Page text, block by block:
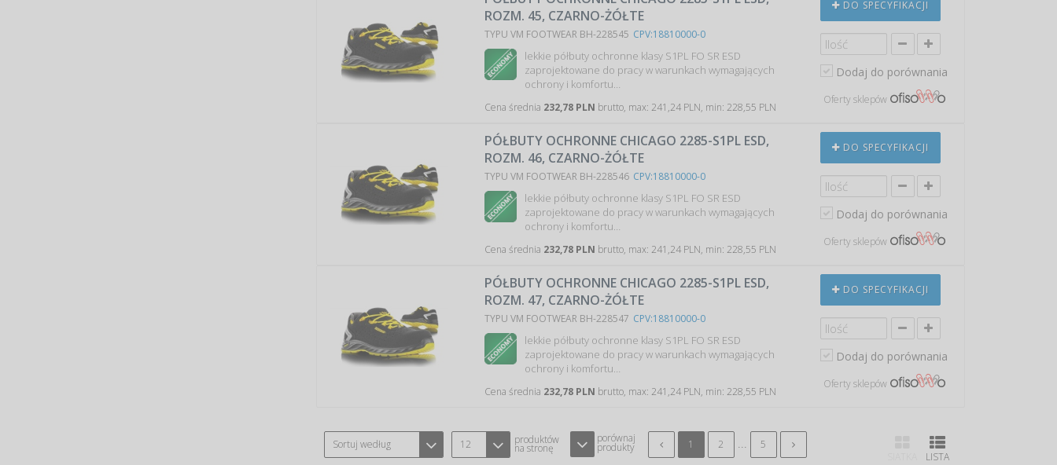
ROZM. 45, CZARNO-ŻÓŁTE
TYPU VM FOOTWEAR BH-228545 CPV:18810000-0
lekkie półbuty ochronne klasy S1PL FO SR ESD
zaprojektowane do pracy w warunkach wymagających
ochrony i komfortu…
Cena średnia 232,78 PLN brutto, max: 241,24 PLN, min: 228,55 PLN
DO SPECYFIKACJI
Dodaj do porównania
Oferty sklepów
PÓŁBUTY OCHRONNE CHICAGO 2285-S1PL ESD,
ROZM. 46, CZARNO-ŻÓŁTE
TYPU VM FOOTWEAR BH-228546 CPV:18810000-0
lekkie półbuty ochronne klasy S1PL FO SR ESD
zaprojektowane do pracy w warunkach wymagających
ochrony i komfortu…
Cena średnia 232,78 PLN brutto, max: 241,24 PLN, min: 228,55 PLN
DO SPECYFIKACJI
Dodaj do porównania
Oferty sklepów
PÓŁBUTY OCHRONNE CHICAGO 2285-S1PL ESD,
ROZM. 47, CZARNO-ŻÓŁTE
TYPU VM FOOTWEAR BH-228547 CPV:18810000-0
lekkie półbuty ochronne klasy S1PL FO SR ESD
zaprojektowane do pracy w warunkach wymagających
ochrony i komfortu…
Cena średnia 232,78 PLN brutto, max: 241,24 PLN, min: 228,55 PLN
DO SPECYFIKACJI
Dodaj do porównania
Oferty sklepów
Sortuj według 12 produktów
na stronę
porównaj
produkty 1 2 ...
5
LISTA